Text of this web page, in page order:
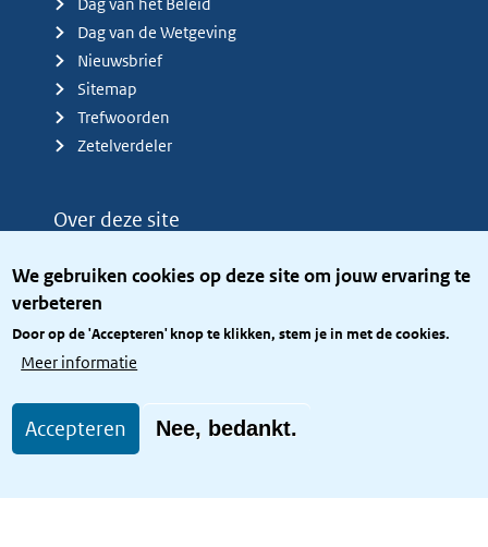
We gebruiken cookies op deze site om jouw ervaring te
verbeteren
Door op de 'Accepteren' knop te klikken, stem je in met de cookies.
Meer informatie
Accepteren Nee, bedankt.
Dag van de Wetgeving
Nieuwsbrief
Sitemap
Trefwoorden
Zetelverdeler
Over deze site
Privacy
Toegang site openbaar
Toegankelijkheid